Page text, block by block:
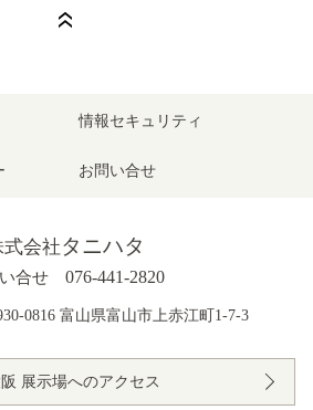
情報セキュリティ
お問い合せ
式会社タニハタ
合せ 076-441-2820
0816 富山県富山市上赤江町1-7-3
展示場へのアクセス